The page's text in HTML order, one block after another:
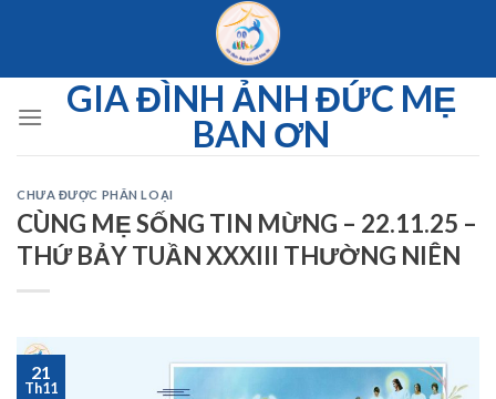
GIA ĐÌNH ẢNH ĐỨC MẸ
BAN ƠN
CHƯA ĐƯỢC PHÂN LOẠI
CÙNG MẸ SỐNG TIN MỪNG – 22.11.25 –
THỨ BẢY TUẦN XXXIII THƯỜNG NIÊN
21
Th11